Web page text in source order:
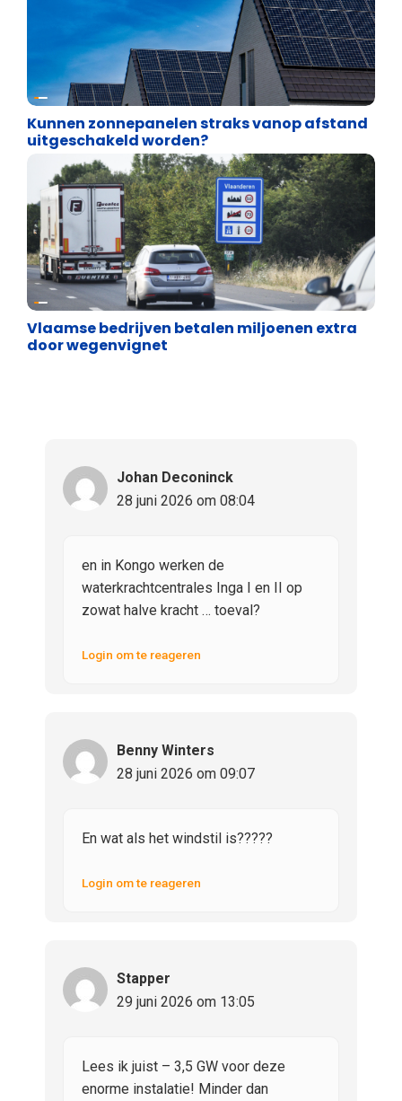
Energie en transport
Kunnen zonnepanelen straks vanop afstand
uitgeschakeld worden?
Energie en transport
Vlaamse bedrijven betalen miljoenen extra
door wegenvignet
Johan Deconinck
28 juni 2026 om 08:04
en in Kongo werken de
waterkrachtcentrales Inga I en II op
zowat halve kracht … toeval?
Login om te reageren
Benny Winters
28 juni 2026 om 09:07
En wat als het windstil is?????
Login om te reageren
Stapper
29 juni 2026 om 13:05
Lees ik juist – 3,5 GW voor deze
enorme instalatie! Minder dan